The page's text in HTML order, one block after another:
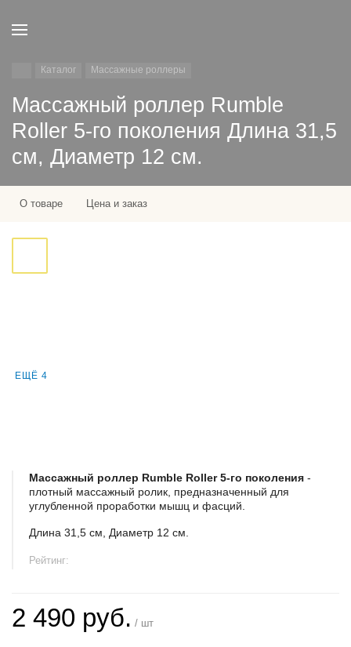
Каталог Массажные роллеры
Массажный роллер Rumble
Roller 5-го поколения Длина 31,5
см, Диаметр 12 см.
О товаре Цена и заказ
ЕЩЁ 4
Массажный роллер Rumble Roller 5-го поколения -
плотный массажный ролик, предназначенный для
углубленной проработки мышц и фасций.
Длина 31,5 см, Диаметр 12 см.
Рейтинг:
2 490 руб. / шт